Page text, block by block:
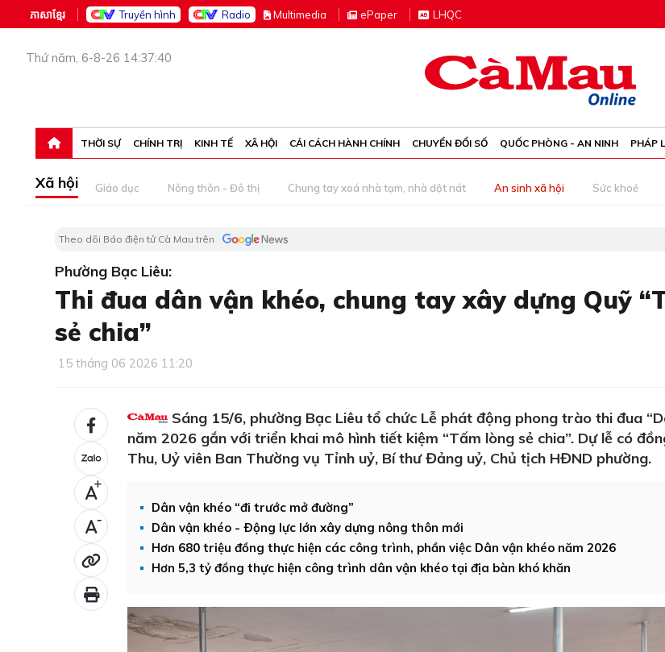
ភាសាខ្មែរ Truyền hình Radio Multimedia ePaper LHQC
Thứ năm, 6-8-26 14:37:40
THỜI SỰ CHÍNH TRỊ KINH TẾ XÃ HỘI CẢI CÁCH HÀNH CHÍNH CHUYỂN ĐỔI SỐ QUỐC PHÒNG - AN NINH PHÁP
Xã hội Giáo dục Nông thôn - Đô thị Chung tay xoá nhà tạm, nhà dột nát An sinh xã hội Sức khoẻ
Theo dõi Báo điện tử Cà Mau trên
Phường Bạc Liêu:
Thi đua dân vận khéo, chung tay xây dựng Quỹ
sẻ chia”
15 tháng 06 2026 11:20
+
-
Sáng 15/6, phường Bạc Liêu tổ chức Lễ phát động phong trào thi đua
năm 2026 gắn với triển khai mô hình tiết kiệm “Tấm lòng sẻ chia”. Dự lễ có
Thu, Uỷ viên Ban Thường vụ Tỉnh uỷ, Bí thư Đảng uỷ, Chủ tịch HĐND phường.
Dân vận khéo “đi trước mở đường”
Dân vận khéo - Ðộng lực lớn xây dựng nông thôn mới
Hơn 680 triệu đồng thực hiện các công trình, phần việc Dân vận khéo năm 2026
Hơn 5,3 tỷ đồng thực hiện công trình dân vận khéo tại địa bàn khó khăn